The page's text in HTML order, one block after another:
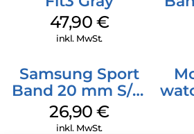
47,90 €
inkl. MwSt.
Samsung Sport
Band 20 mm S/M
Galaxy Watch4
Serie Graphite
26,90€
inkl. MwSt.